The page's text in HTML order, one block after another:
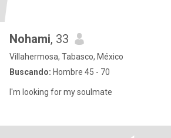
Nohami, 33
Villahermosa, Tabasco, México
Buscando: Hombre 45 - 70
I'm looking for my soulmate